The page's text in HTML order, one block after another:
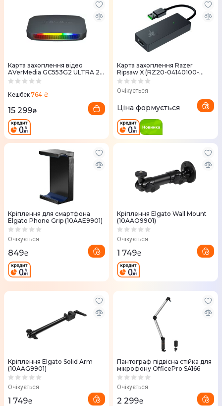
Карта захоплення відео
AVerMedia GC553G2 ULTRA 2.1
RGB (61GC553G20BV)
Кешбек764 ₴
15 299₴
Карта захоплення Razer
Ripsaw X (RZ20-04140100-
R3M1)
Очікується
Ціна формується
Кріплення для смартфона
Elgato Phone Grip (10AAE9901)
Очікується
849₴
Кріплення Elgato Wall Mount
(10AAO9901)
Очікується
1 749₴
Кріплення Elgato Solid Arm
(10AAG9901)
Очікується
1 749₴
Пантограф підвісна стійка для
мікрофону OfficePro SA166
Очікується
2 299₴